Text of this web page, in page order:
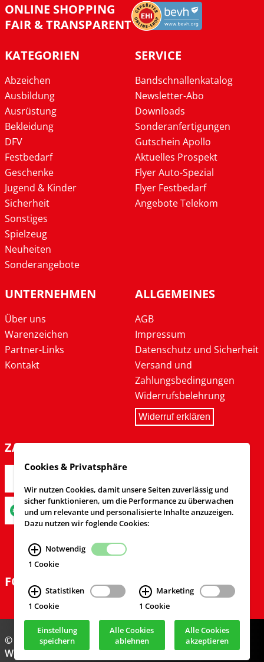
ONLINE SHOPPING
FAIR & TRANSPARENT
KATEGORIEN
Abzeichen
Ausbildung
Ausrüstung
Bekleidung
DFV
Festbedarf
Geschenke
Jugend & Kinder
Sicherheit
Sonstiges
Spielzeug
Neuheiten
Sonderangebote
SERVICE
Bandschnallenkatalog
Newsletter-Abo
Downloads
Sonderanfertigungen
Gutschein Apollo
Aktuelles Prospekt
Flyer Auto-Spezial
Flyer Festbedarf
Angebote Telekom
UNTERNEHMEN
Über uns
Warenzeichen
Partner-Links
Kontakt
ALLGEMEINES
AGB
Impressum
Datenschutz und Sicherheit
Versand und
Zahlungsbedingungen
Widerrufsbelehrung
Widerruf erklären
ZAHLARTEN
FOLGEN SIE UNS
© Feuerwehrversand 2024
Webdesign & Realisierungcekom GmbH, Köln
Cookies & Privatsphäre
Wir nutzen Cookies, damit unsere Seiten zuverlässig und
sicher funktionieren, um die Performance zu überwachen
und um relevante und personalisierte Inhalte anzuzeigen.
Dazu nutzen wir foglende Cookies:
Notwendig
1 Cookie
Statistiken
1 Cookie
Marketing
1 Cookie
Einstellung
speichern
Alle Cookies
ablehnen
Alle Cookies
akzeptieren